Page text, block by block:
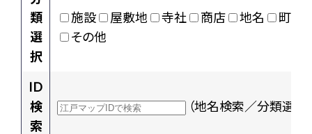
類
選
択
施設 屋敷地 寺社 商店 地名
町村
その他
ID
検
索
（地名検索／分類選択